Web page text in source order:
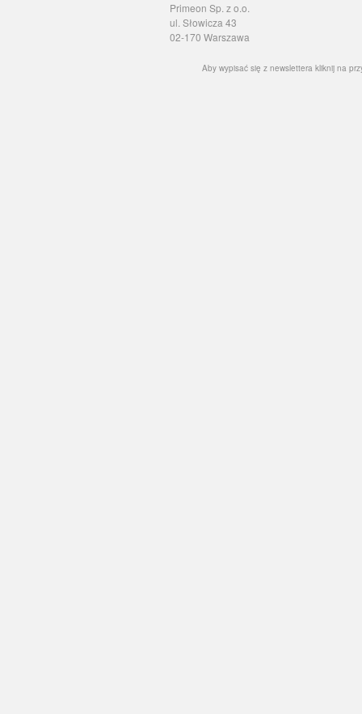
Primeon Sp. z o.o.
ul. Słowicza 43
02-170 Warszawa
Aby wypisać się z newslettera kliknij na